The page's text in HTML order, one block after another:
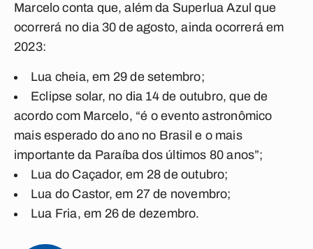
Marcelo conta que, além da Superlua Azul que
ocorrerá no dia 30 de agosto, ainda ocorrerá em
2023:
Lua cheia, em 29 de setembro;
Eclipse solar, no dia 14 de outubro, que de
acordo com Marcelo, “é o evento astronômico
mais esperado do ano no Brasil e o mais
importante da Paraíba dos últimos 80 anos”;
Lua do Caçador, em 28 de outubro;
Lua do Castor, em 27 de novembro;
Lua Fria, em 26 de dezembro.